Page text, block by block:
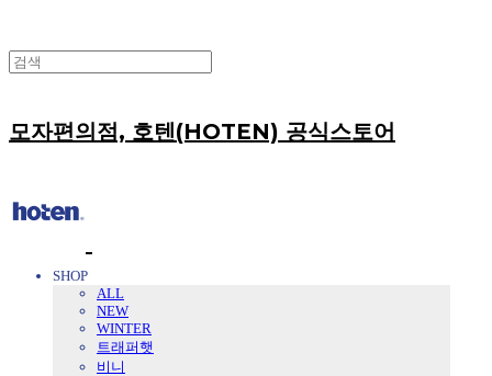
모자편의점, 호텐(HOTEN) 공식스토어
SHOP
ALL
NEW
WINTER
트래퍼햇
비니